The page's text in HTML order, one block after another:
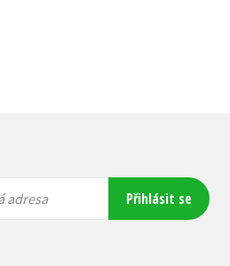
adresa Přihlásit se